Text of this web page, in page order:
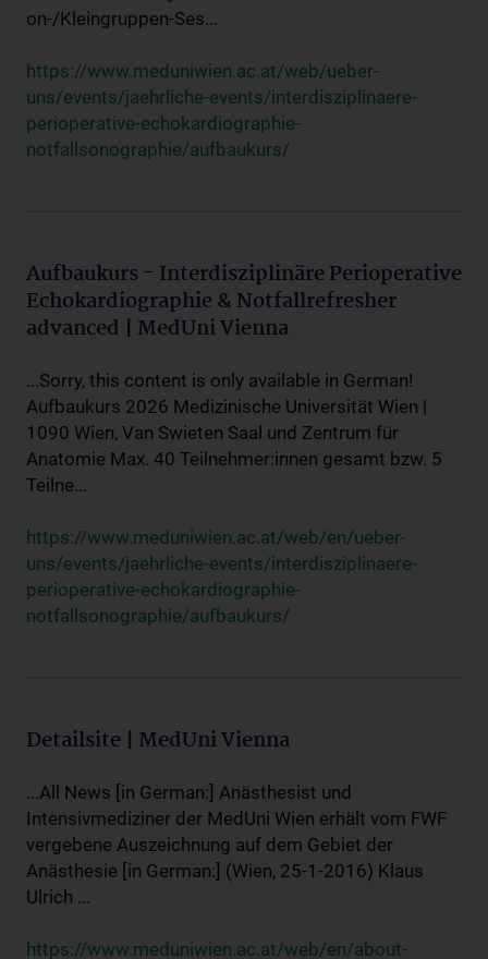
on-/Kleingruppen-Ses...
https://www.meduniwien.ac.at/web/ueber-
uns/events/jaehrliche-events/interdisziplinaere-
perioperative-echokardiographie-
notfallsonographie/aufbaukurs/
Aufbaukurs - Interdisziplinäre Perioperative
Echokardiographie & Notfallrefresher
advanced | MedUni Vienna
...Sorry, this content is only available in German!
Aufbaukurs 2026 Medizinische Universität Wien |
1090 Wien, Van Swieten Saal und Zentrum für
Anatomie Max. 40 Teilnehmer:innen gesamt bzw. 5
Teilne...
https://www.meduniwien.ac.at/web/en/ueber-
uns/events/jaehrliche-events/interdisziplinaere-
perioperative-echokardiographie-
notfallsonographie/aufbaukurs/
Detailsite | MedUni Vienna
...All News [in German:] Anästhesist und
Intensivmediziner der MedUni Wien erhält vom FWF
vergebene Auszeichnung auf dem Gebiet der
Anästhesie [in German:] (Wien, 25-1-2016) Klaus
Ulrich ...
https://www.meduniwien.ac.at/web/en/about-